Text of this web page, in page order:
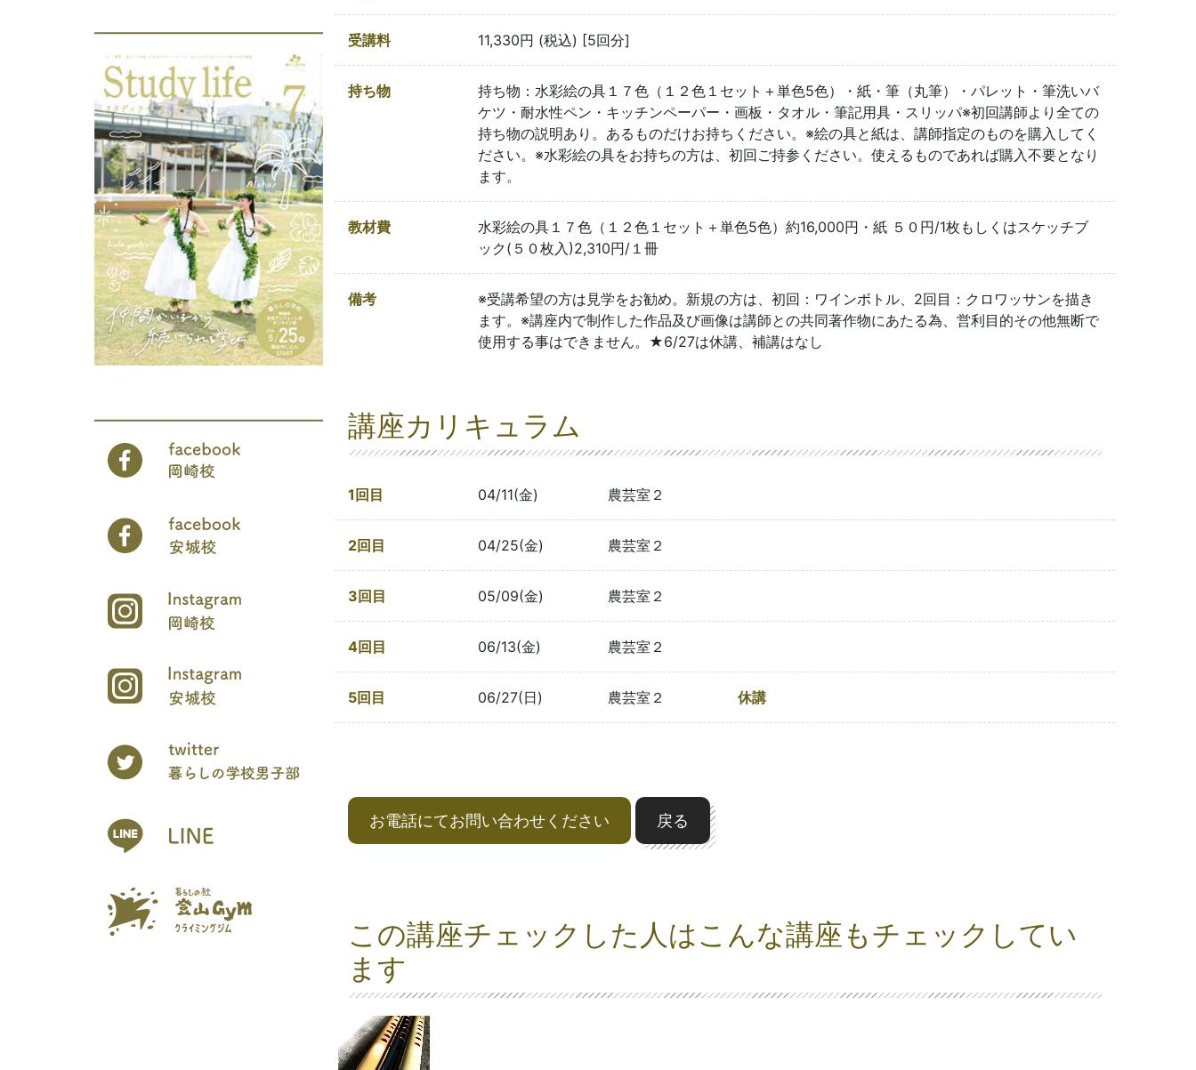
受講料 11,330円 (税込) [5回分]
持ち物
持ち物：水彩絵の具１７色（１２色１セット＋単色5色）・紙・筆（丸筆）・パレット・筆洗いバ
ケツ・耐水性ペン・キッチンペーパー・画板・タオル・筆記用具・スリッパ※初回講師より全ての
持ち物の説明あり。あるものだけお持ちください。※絵の具と紙は、講師指定のものを購入してく
ださい。※水彩絵の具をお持ちの方は、初回ご持参ください。使えるものであれば購入不要となり
ます。
教材費
水彩絵の具１７色（１２色１セット＋単色5色）約16,000円・紙 ５０円/1枚もしくはスケッチブ
ック(５０枚入)2,310円/１冊
備考
※受講希望の方は見学をお勧め。新規の方は、初回：ワインボトル、2回目：クロワッサンを描き
ます。※講座内で制作した作品及び画像は講師との共同著作物にあたる為、営利目的その他無断で
使用する事はできません。★6/27は休講、補講はなし
講座カリキュラム
1回目 04/11(金) 農芸室２
2回目 04/25(金) 農芸室２
3回目 05/09(金) 農芸室２
4回目 06/13(金) 農芸室２
5回目 06/27(日) 農芸室２ 休講
お電話にてお問い合わせください 戻る
この講座チェックした人はこんな講座もチェックしてい
ます